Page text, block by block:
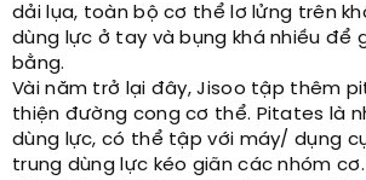
dải lụa, toàn bộ cơ thể lơ lửng trên
dùng lực ở tay và bụng khá nhiều để
bằng.
Vài năm trở lại đây, Jisoo tập thêm
thiện đường cong cơ thể. Pitates là
dùng lực, có thể tập với máy/ dụng
trung dùng lực kéo giãn các nhóm